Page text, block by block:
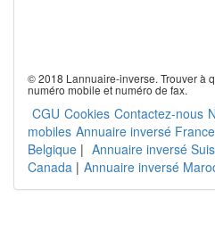
© 2018 Lannuaire-inverse. Trouver à
numéro mobile et numéro de fax.
CGU Cookies Contactez-nous
mobiles Annuaire inversé France
Belgique | Annuaire inversé
Canada | Annuaire inversé